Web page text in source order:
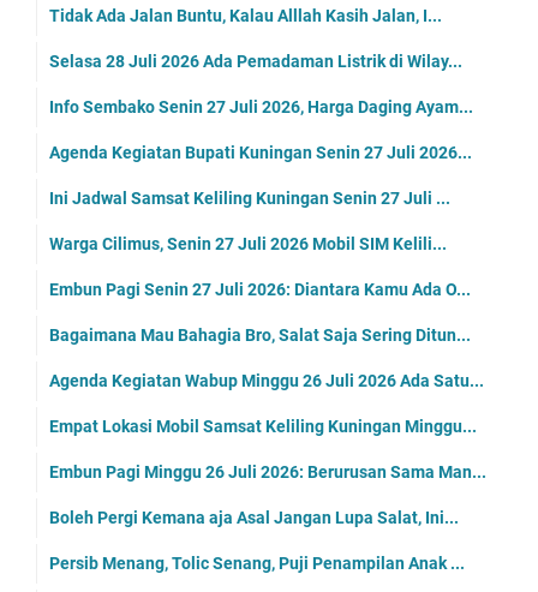
Tidak Ada Jalan Buntu, Kalau Alllah Kasih Jalan, I...
Selasa 28 Juli 2026 Ada Pemadaman Listrik di Wilay...
Info Sembako Senin 27 Juli 2026, Harga Daging Ayam...
Agenda Kegiatan Bupati Kuningan Senin 27 Juli 2026...
Ini Jadwal Samsat Keliling Kuningan Senin 27 Juli ...
Warga Cilimus, Senin 27 Juli 2026 Mobil SIM Kelili...
Embun Pagi Senin 27 Juli 2026: Diantara Kamu Ada O...
Bagaimana Mau Bahagia Bro, Salat Saja Sering Ditun...
Agenda Kegiatan Wabup Minggu 26 Juli 2026 Ada Satu...
Empat Lokasi Mobil Samsat Keliling Kuningan Minggu...
Embun Pagi Minggu 26 Juli 2026: Berurusan Sama Man...
Boleh Pergi Kemana aja Asal Jangan Lupa Salat, Ini...
Persib Menang, Tolic Senang, Puji Penampilan Anak ...